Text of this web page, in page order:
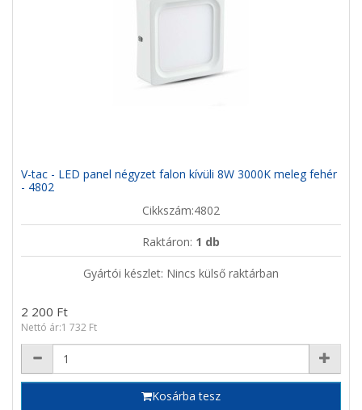
V-tac - LED panel négyzet falon kívüli 8W 3000K meleg fehér
- 4802
Cikkszám:4802
Raktáron: 1 db
Gyártói készlet: Nincs külső raktárban
2 200 Ft
Nettó ár:1 732 Ft
Kosárba tesz